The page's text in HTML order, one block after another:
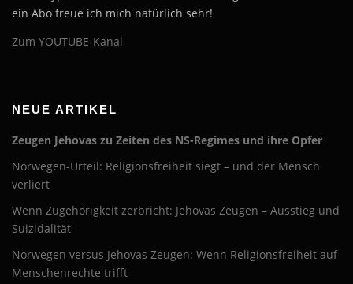
ein Abo freue ich mich natürlich sehr!
Zum YOUTUBE-Kanal
NEUE ARTIKEL
Zeugen Jehovas zu Zeiten des NS-Regimes und ihre Opfer
Norwegen-Urteil: Religionsfreiheit siegt – und der Mensch
verliert
Wenn Zugehörigkeit zerbricht: Jehovas Zeugen – Ausstieg und
Suizidalität
Norwegen versus Jehovas Zeugen: Wenn Religionsfreiheit auf
Menschenrechte trifft